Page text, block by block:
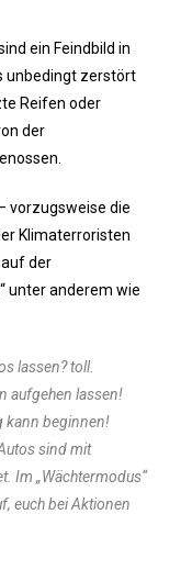
ein Feindbild in
unbedingt zerstört
Reifen oder
der
vorzugsweise die
Klimaterroristen
der
unter anderem wie
lassen? toll.
aufgehen lassen!
kann beginnen!
sind mit
Im „Wächtermodus“
euch bei Aktionen